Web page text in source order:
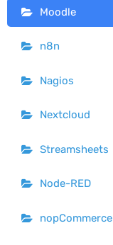
Moodle
n8n
Nagios
Nextcloud
Streamsheets
Node-RED
nopCommerce